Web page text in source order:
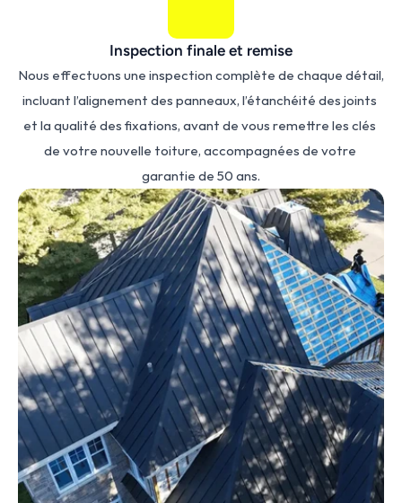
Inspection finale et remise
Nous effectuons une inspection complète de chaque détail,
incluant l’alignement des panneaux, l’étanchéité des joints
et la qualité des fixations, avant de vous remettre les clés
de votre nouvelle toiture, accompagnées de votre
garantie de 50 ans.